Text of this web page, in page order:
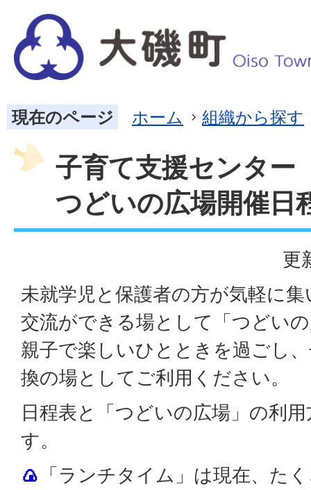
現在のページ ホーム 組織から探す
子育て支援センタ
つどいの広場開催日
更
未就学児と保護者の方が気軽に
交流ができる場として「つどい
親子で楽しいひとときを過ごし
換の場としてご利用ください。
日程表と「つどいの広場」の利
す。
🍙 「ランチタイム」は現在、た